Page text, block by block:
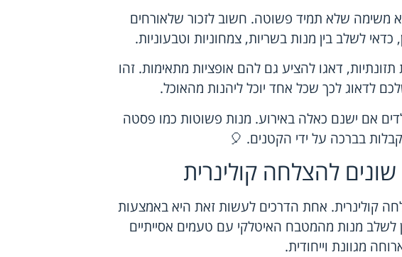
משימה שלא תמיד פשוטה. חשוב לזכור שלאורחים
לשלב בין מנות בשריות, צמחוניות וטבעוניות.
דאגו להציע גם להם אופציות מתאימות. זהו
לדאוג לכך שכל אחד יוכל ליהנות מהאוכל.
אם ישנם כאלה באירוע. מנות פשוטות כמו פסטה
בברכה על ידי הקטנים. 🎈
להצלחה קולינרית
קולינרית. אחת הדרכים לעשות זאת היא באמצעות
לשלב מנות מהמטבח האיטלקי עם טעמים אסייתיים
מגוונת וייחודית.